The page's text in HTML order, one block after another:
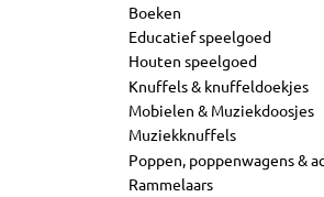
Boeken
Educatief speelgoed
Houten speelgoed
Knuffels & knuffeldoekjes
Mobielen & Muziekdoosjes
Muziekknuffels
Poppen, poppenwagens &
Rammelaars